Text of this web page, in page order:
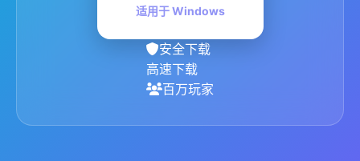
适用于 Windows
安全下载
高速下载
百万玩家